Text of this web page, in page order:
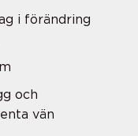
i förändring
och
vän